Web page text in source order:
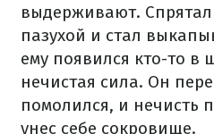
выдерживают.
пазухой и стал
ему появился кто-то в
нечистая сила. Он
помолился, и нечисть
унес себе сокровище.